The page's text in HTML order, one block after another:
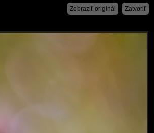
Zatvoriť
Zobraziť originál